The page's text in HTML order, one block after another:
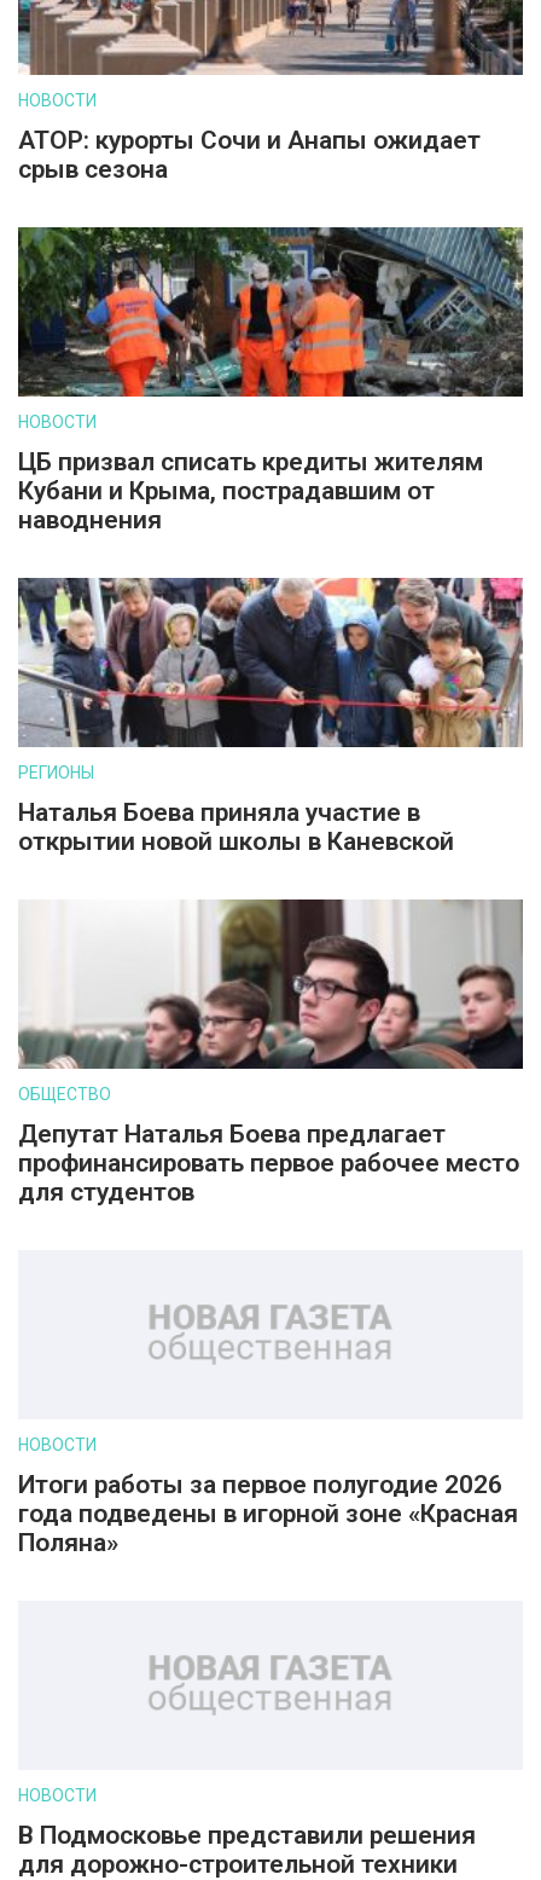
НОВОСТИ
АТОР: курорты Сочи и Анапы ожидает
срыв сезона
НОВОСТИ
ЦБ призвал списать кредиты жителям
Кубани и Крыма, пострадавшим от
наводнения
РЕГИОНЫ
Наталья Боева приняла участие в
открытии новой школы в Каневской
ОБЩЕСТВО
Депутат Наталья Боева предлагает
профинансировать первое рабочее место
для студентов
НОВОСТИ
Итоги работы за первое полугодие 2026
года подведены в игорной зоне «Красная
Поляна»
НОВОСТИ
В Подмосковье представили решения
для дорожно-строительной техники